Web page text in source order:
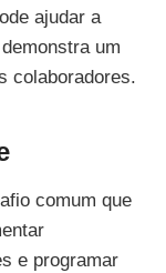
ajudar a
um
colaboradores.
comum que
e programar